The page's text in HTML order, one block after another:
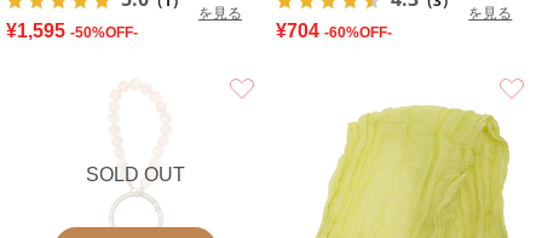
を見る
¥1,595 -50%OFF-
を見る
¥704 -60%OFF-
SOLD OUT